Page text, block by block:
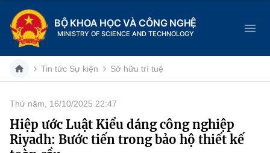
BỘ KHOA HỌC VÀ CÔNG NGHỆ
MINISTRY OF SCIENCE AND TECHNOLOGY
Danh mục
Trang chủ
Tin tức Sự kiện Sở hữu trí tuệ
Thứ năm, 16/10/2025 22:47
Hiệp ước Luật Kiểu dáng công nghiệp
Riyadh: Bước tiến trong bảo hộ thiết kế